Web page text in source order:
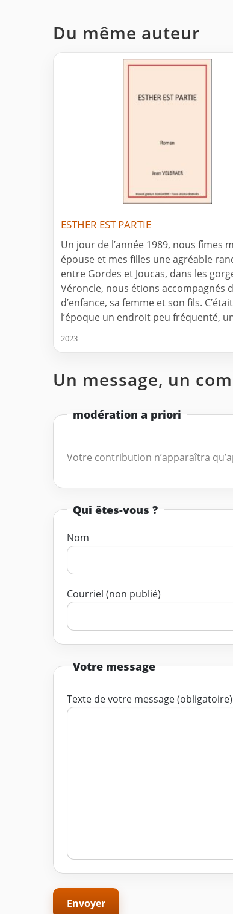
Du même auteur
ESTHER EST PARTIE
Un jour de l’année 1989, nous fîmes
épouse et mes filles une agréable
entre Gordes et Joucas, dans les
Véroncle, nous étions accompagnés
d’enfance, sa femme et son fils.
l’époque un endroit peu fréquenté,
2023
Un message, un
modération a priori
Votre contribution n’apparaîtra
Qui êtes-vous ?
Nom
Courriel (non publié)
Votre message
Texte de votre message (obligatoire)